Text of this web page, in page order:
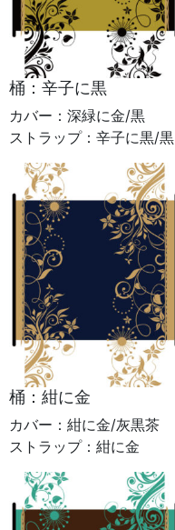
桶：辛子に黒
カバー：深緑に金/黒
ストラップ：辛子に黒/黒
桶：紺に金
カバー：紺に金/灰黒茶
ストラップ：紺に金